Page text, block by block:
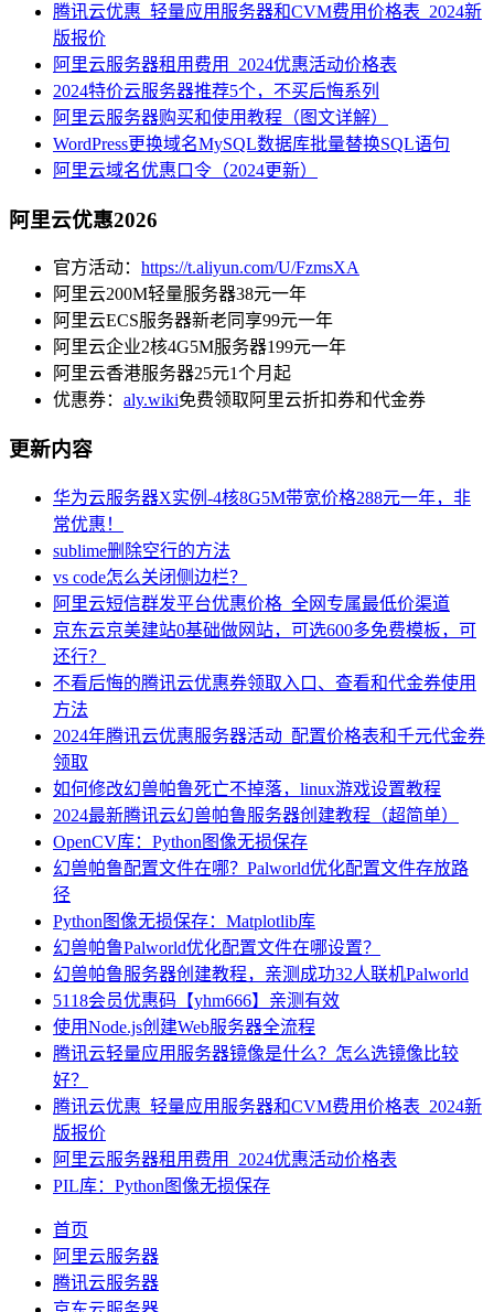
腾讯云优惠_轻量应用服务器和CVM费用价格表_2024新
版报价
阿里云服务器租用费用_2024优惠活动价格表
2024特价云服务器推荐5个，不买后悔系列
阿里云服务器购买和使用教程（图文详解）
WordPress更换域名MySQL数据库批量替换SQL语句
阿里云域名优惠口令（2024更新）
阿里云优惠2026
官方活动： https://t.aliyun.com/U/FzmsXA
阿里云200M轻量服务器38元一年
阿里云ECS服务器新老同享99元一年
阿里云企业2核4G5M服务器199元一年
阿里云香港服务器25元1个月起
优惠券： aly.wiki免费领取阿里云折扣券和代金券
更新内容
华为云服务器X实例-4核8G5M带宽价格288元一年，非
常优惠！
sublime删除空行的方法
vs code怎么关闭侧边栏？
阿里云短信群发平台优惠价格_全网专属最低价渠道
京东云京美建站0基础做网站，可选600多免费模板，可
还行？
不看后悔的腾讯云优惠券领取入口、查看和代金券使用
方法
2024年腾讯云优惠服务器活动_配置价格表和千元代金券
领取
如何修改幻兽帕鲁死亡不掉落，linux游戏设置教程
2024最新腾讯云幻兽帕鲁服务器创建教程（超简单）
OpenCV库：Python图像无损保存
幻兽帕鲁配置文件在哪？Palworld优化配置文件存放路
径
Python图像无损保存：Matplotlib库
幻兽帕鲁Palworld优化配置文件在哪设置？
幻兽帕鲁服务器创建教程，亲测成功32人联机Palworld
5118会员优惠码【yhm666】亲测有效
使用Node.js创建Web服务器全流程
腾讯云轻量应用服务器镜像是什么？怎么选镜像比较
好？
腾讯云优惠_轻量应用服务器和CVM费用价格表_2024新
版报价
阿里云服务器租用费用_2024优惠活动价格表
PIL库：Python图像无损保存
首页
阿里云服务器
腾讯云服务器